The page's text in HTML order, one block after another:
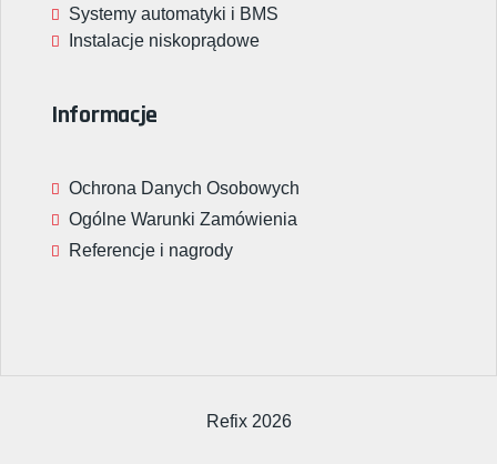
Systemy automatyki i BMS
Instalacje niskoprądowe
Informacje
Ochrona Danych Osobowych
Ogólne Warunki Zamówienia
Referencje i nagrody
Refix 2026